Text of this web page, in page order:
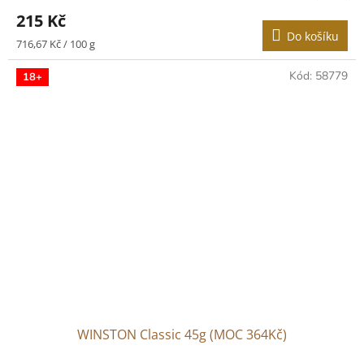
215 Kč
Měrná
cena:
716,67 Kč / 100 g Do košíku
18+
WINSTON Classic 45g (MOC 364Kč)
Kód: 58779